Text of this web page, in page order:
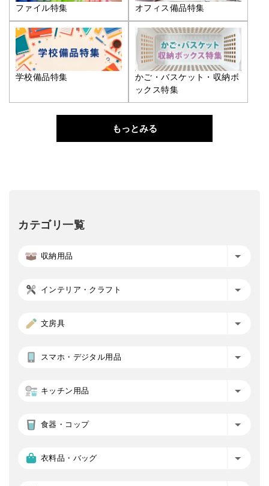
ファイル特集 オフィス備品特集
学校備品特集
かご・バスケット・収納ボ
ックス特集
もっとみる
カテゴリ一覧
収納用品
インテリア・クラフト
文房具
スマホ・デジタル用品
キッチン用品
食器・コップ
衣料品・バッグ